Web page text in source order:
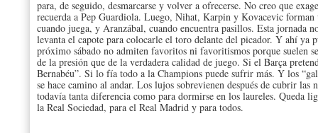
para, de seguido, desmarcarse y volver a ofrecerse. No creo que
recuerda a Pep Guardiola. Luego, Nihat, Karpin y Kovacevic
cuando juega, y Aranzábal, cuando encuentra pasillos. Esta jornada
levanta el capote para colocarle el toro delante del picador. Y ahí ya
próximo sábado no admiten favoritos ni favoritismos porque suelen
de la presión que de la verdadera calidad de juego. Si el Barça
Bernabéu”. Si lo fía todo a la Champions puede sufrir más. Y los
se hace camino al andar. Los lujos sobrevienen después de cubrir las
todavía tanta diferencia como para dormirse en los laureles. Queda
la Real Sociedad, para el Real Madrid y para todos.